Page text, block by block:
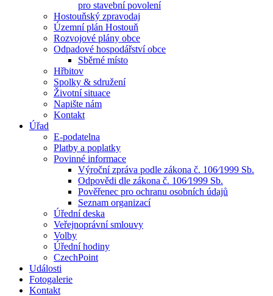
pro stavební povolení
Hostouňský zpravodaj
Územní plán Hostouň
Rozvojové plány obce
Odpadové hospodářství obce
Sběrné místo
Hřbitov
Spolky & sdružení
Životní situace
Napište nám
Kontakt
Úřad
E-podatelna
Platby a poplatky
Povinné informace
Výroční zpráva podle zákona č. 106⁄1999 Sb.
Odpovědi dle zákona č. 106⁄1999 Sb.
Pověřenec pro ochranu osobních údajů
Seznam organizací
Úřední deska
Veřejnoprávní smlouvy
Volby
Úřední hodiny
CzechPoint
Události
Fotogalerie
Kontakt